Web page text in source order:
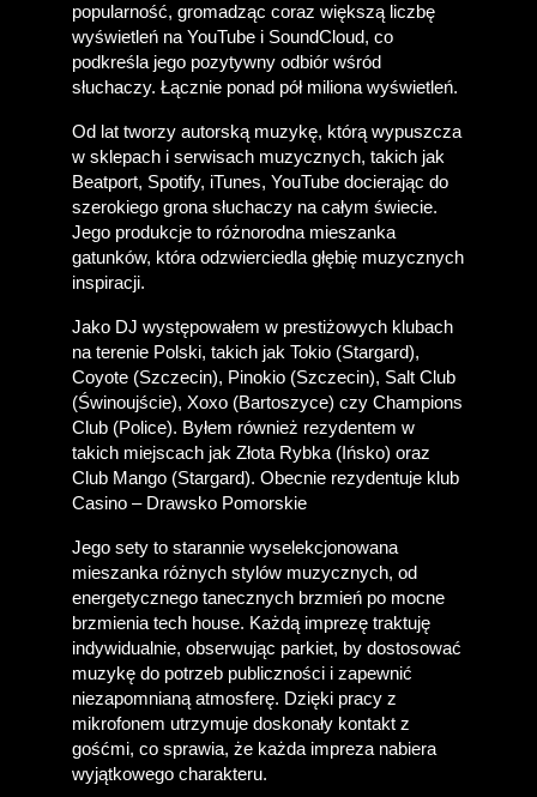
popularność, gromadząc coraz większą liczbę
wyświetleń na YouTube i SoundCloud, co
podkreśla jego pozytywny odbiór wśród
słuchaczy. Łącznie ponad pół miliona wyświetleń.
Od lat tworzy autorską muzykę, którą wypuszcza
w sklepach i serwisach muzycznych, takich jak
Beatport, Spotify, iTunes, YouTube docierając do
szerokiego grona słuchaczy na całym świecie.
Jego produkcje to różnorodna mieszanka
gatunków, która odzwierciedla głębię muzycznych
inspiracji.
Jako DJ występowałem w prestiżowych klubach
na terenie Polski, takich jak Tokio (Stargard),
Coyote (Szczecin), Pinokio (Szczecin), Salt Club
(Świnoujście), Xoxo (Bartoszyce) czy Champions
Club (Police). Byłem również rezydentem w
takich miejscach jak Złota Rybka (Ińsko) oraz
Club Mango (Stargard). Obecnie rezydentuje klub
Casino – Drawsko Pomorskie
Jego sety to starannie wyselekcjonowana
mieszanka różnych stylów muzycznych, od
energetycznego tanecznych brzmień po mocne
brzmienia tech house. Każdą imprezę traktuję
indywidualnie, obserwując parkiet, by dostosować
muzykę do potrzeb publiczności i zapewnić
niezapomnianą atmosferę. Dzięki pracy z
mikrofonem utrzymuje doskonały kontakt z
gośćmi, co sprawia, że każda impreza nabiera
wyjątkowego charakteru.